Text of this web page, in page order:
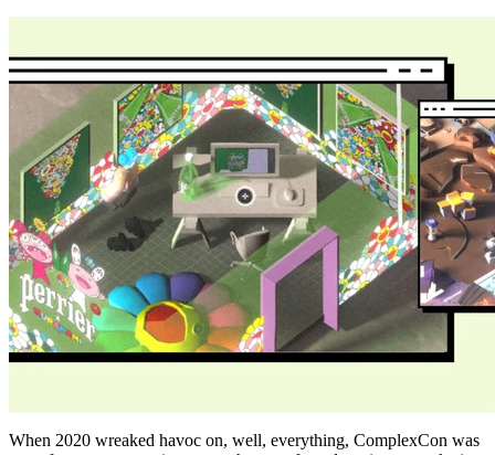
When 2020 wreaked havoc on, well, everything, ComplexCon was